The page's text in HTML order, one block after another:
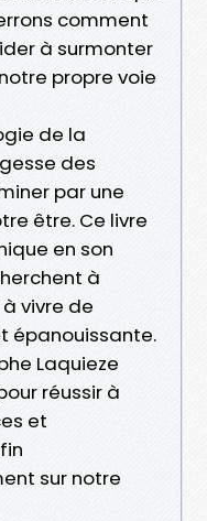
comment
à surmonter
propre voie
de la
des
par une
être. Ce livre
en son
à
vivre de
épanouissante.
Laquieze
réussir à
et
sur notre